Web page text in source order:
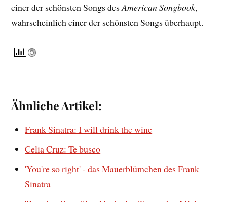
einer der schönsten Songs desAmerican Songbook,
wahrscheinlich einer der schönsten Songs überhaupt.
Ähnliche Artikel:
Frank Sinatra: I will drink the wine
Celia Cruz: Te busco
'You're so right' - das Mauerblümchen des Frank
Sinatra